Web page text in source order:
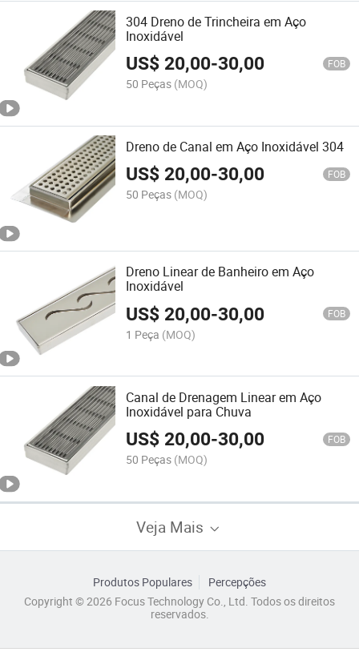
304 Dreno de Trincheira em Aço
Inoxidável
US$20,00-30,00 FOB
50 Peças (MOQ)
Dreno de Canal em Aço Inoxidável 304
US$20,00-30,00 FOB
50 Peças (MOQ)
Dreno Linear de Banheiro em Aço
Inoxidável
US$20,00-30,00 FOB
1 Peça (MOQ)
Canal de Drenagem Linear em Aço
Inoxidável para Chuva
US$20,00-30,00 FOB
50 Peças (MOQ)
Veja Mais
Produtos Populares
Percepções
Copyright © 2026 Focus Technology Co., Ltd. Todos os direitos
reservados.